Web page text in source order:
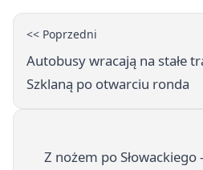
<< Poprzedni
Autobusy wracają na stałe
Szklaną po otwarciu ronda
Z nożem po